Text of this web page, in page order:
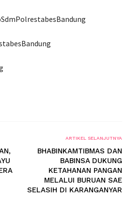
ARTIKEL SELANJUTNYA
BHABINKAMTIBMAS DAN
BABINSA DUKUNG
KETAHANAN PANGAN
MELALUI BURUAN SAE
SELASIH DI KARANGANYAR